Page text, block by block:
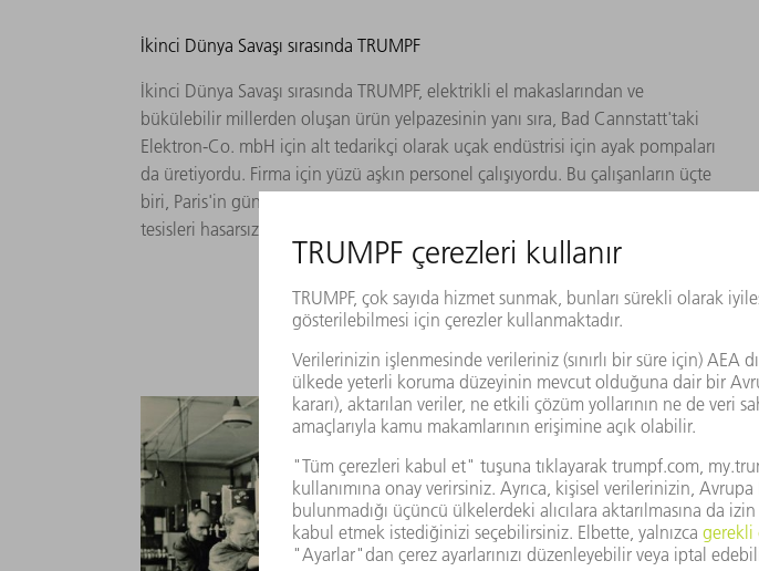
İkinci Dünya Savaşı sırasında TRUMPF
İkinci Dünya Savaşı sırasında TRUMPF, elektrikli el makaslarından ve
bükülebilir millerden oluşan ürün yelpazesinin yanı sıra, Bad Cannstatt'taki
Elektron-Co. mbH için alt tedarikçi olarak uçak endüstrisi için ayak pompaları
da üretiyordu. Firma için yüzü aşkın personel çalışıyordu. Bu çalışanların üçte
biri, Paris'in güneyindeki Vierzon şehrinden gelen Fransız işçiydi. Üretim
tesisleri hasarsız olarak kurtuldu.